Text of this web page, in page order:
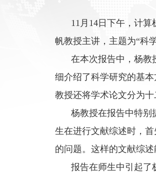
11 月 14日下午，计算
帆教授主讲，主题为“科
在本次报告中，杨教
细介绍了科学研究的基
教授还将学术论文分为
杨教授在报告中特别
生在进行文献综述时，
的问题。这样的文献综
报告在师生中引起了